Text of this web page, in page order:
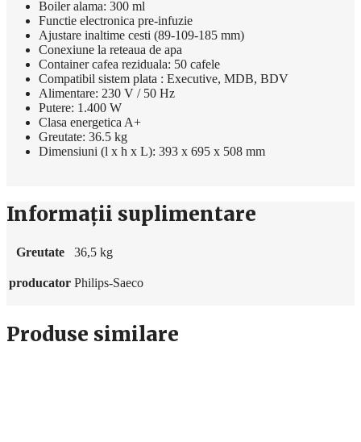
Boiler alama: 300 ml
Functie electronica pre-infuzie
Ajustare inaltime cesti (89-109-185 mm)
Conexiune la reteaua de apa
Container cafea reziduala: 50 cafele
Compatibil sistem plata : Executive, MDB, BDV
Alimentare: 230 V / 50 Hz
Putere: 1.400 W
Clasa energetica A+
Greutate: 36.5 kg
Dimensiuni (l x h x L): 393 x 695 x 508 mm
Informații suplimentare
Greutate 36,5 kg
producator Philips-Saeco
Produse similare